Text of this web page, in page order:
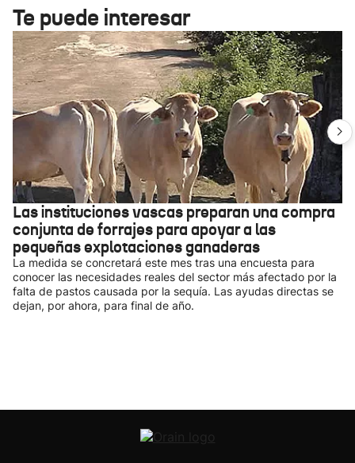
Te puede interesar
Las instituciones vascas preparan una compra
conjunta de forrajes para apoyar a las
pequeñas explotaciones ganaderas
La medida se concretará este mes tras una encuesta para
conocer las necesidades reales del sector más afectado por la
falta de pastos causada por la sequía. Las ayudas directas se
dejan, por ahora, para final de año.